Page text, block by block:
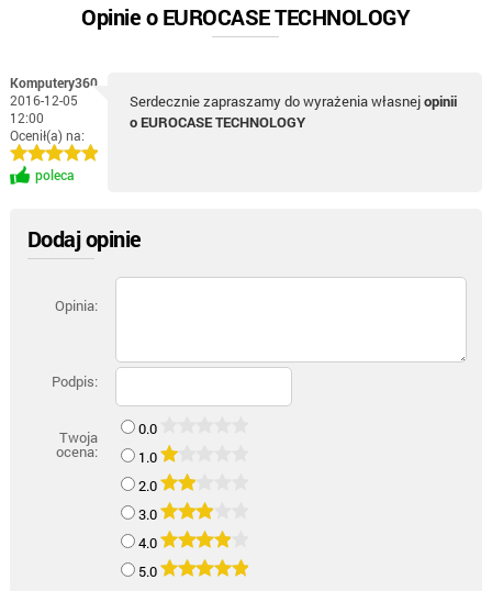
Opinie o EUROCASE TECHNOLOGY
Komputery360
2016-12-05
12:00
Ocenił(a) na:
poleca
Serdecznie zapraszamy do wyrażenia własnejopinii
o EUROCASE TECHNOLOGY
Dodaj opinie
Opinia:
Podpis:
Twoja
ocena:
0.0
1.0
2.0
3.0
4.0
5.0